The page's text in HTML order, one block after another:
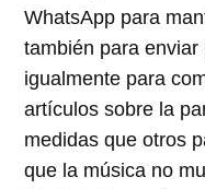
WhatsApp para
también para
igualmente para
artículos sobre la
medidas que otros
que la música no